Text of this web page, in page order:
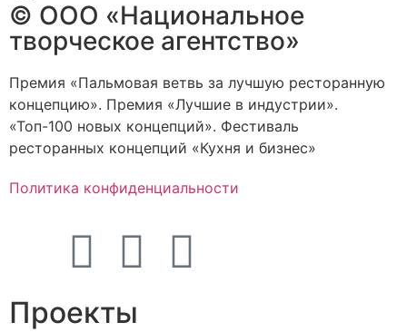
© ООО «Национальное
творческое агентство»
Премия «Пальмовая ветвь за лучшую ресторанную
концепцию». Премия «Лучшие в индустрии».
«Топ-100 новых концепций». Фестиваль
ресторанных концепций «Кухня и бизнес»
Политика конфиденциальности
Проекты